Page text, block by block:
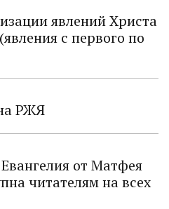
явлений Христа
с первого по
РЖЯ
от Матфея
читателям на всех